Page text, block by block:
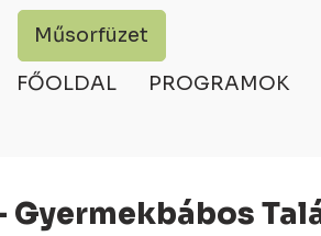
Műsorfüzet
FŐOLDAL PROGRAMOK